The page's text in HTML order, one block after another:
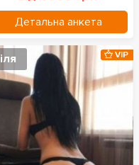
Детальна анкета
VIP